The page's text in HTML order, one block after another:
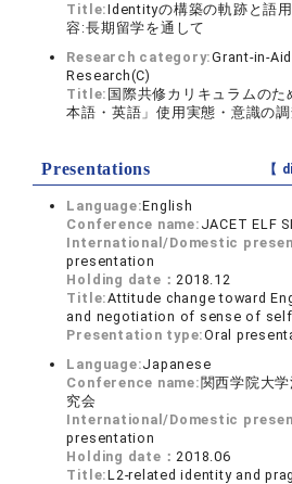
Title:Identityの構築の軌跡と語
容:長期留学を通して
Research category:Grant-in-
Research(C)
Title: 国際共修カリキュラムのた
本語・英語」使用実態・意識の調
Presentations 【
Language:English
Conference name: JACET ELF
International/Domestic
presentation
Holding date：2018.12
Title:Attitude change toward
and negotiation of sense of
Presentation type:Oral
Language:Japanese
Conference name: 関西学院大
究会
International/Domestic
presentation
Holding date：2018.06
Title:L2-related identity and